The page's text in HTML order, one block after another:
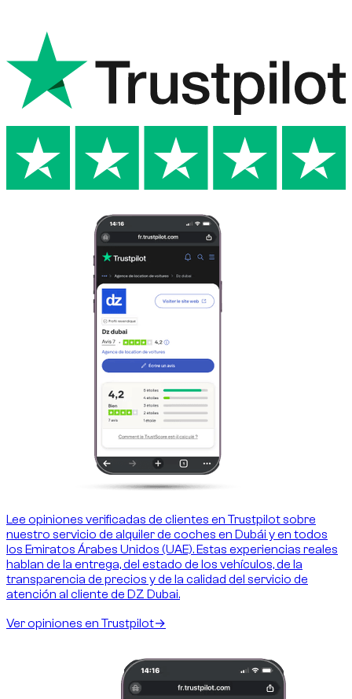
Lee opiniones verificadas de clientes en Trustpilot sobre
nuestro servicio de alquiler de coches en Dubái y en todos
los Emiratos Árabes Unidos (UAE). Estas experiencias reales
hablan de la entrega, del estado de los vehículos, de la
transparencia de precios y de la calidad del servicio de
atención al cliente de DZ Dubai.
Ver opiniones en Trustpilot→